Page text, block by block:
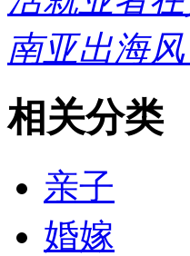
南亚出海
相关分类
亲子
婚嫁